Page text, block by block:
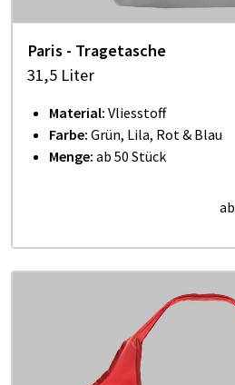
Paris - Tragetasche
31,5 Liter
Material: Vliesstoff
Farbe: Grün, Lila, Rot & Blau
Menge: ab 50 Stück
ab